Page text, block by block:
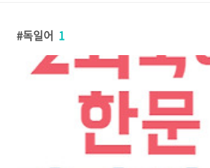
독일어 1